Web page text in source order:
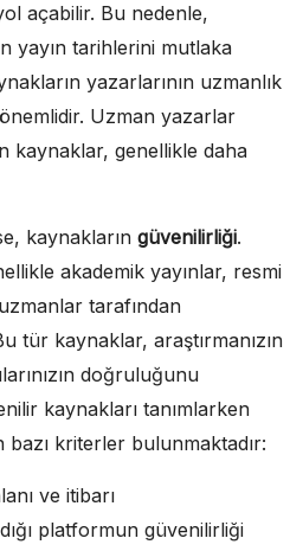
açabilir. Bu nedenle,
yayın tarihlerini mutlaka
yazarlarının uzmanlık
Uzman yazarlar
kaynaklar, genellikle daha
kaynakların güvenilirliği.
akademik yayınlar, resmi
tarafından
tür kaynaklar, araştırmanızın
doğruluğunu
kaynakları tanımlarken
bazı kriterler bulunmaktadır:
ve itibarı
platformun güvenilirliği